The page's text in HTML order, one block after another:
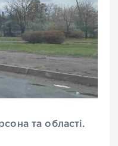
та області.